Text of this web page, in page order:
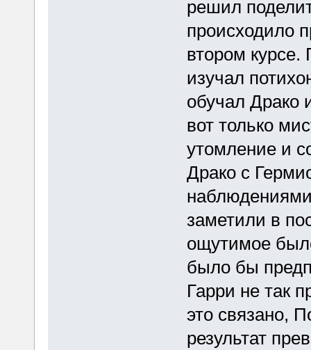
решил
происходило
втором курсе.
изучал
обучал
вот только
утомление и
Драко с
заметили в
ощутимое
было бы
Гарри не так
это связано,
результат